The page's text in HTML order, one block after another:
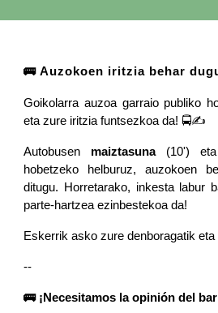
🚌 Auzokoen iritzia behar
Goikolarra auzoa garraio publiko
eta zure iritzia funtsezkoa da! 🚍✍️
Autobusen maiztasuna(10')
hobetzeko helburuz, auzokoen
ditugu. Horretarako, inkesta labur
parte-hartzea ezinbestekoa da!
Eskerrik asko zure denboragatik eta
--
🚌 ¡Necesitamos la opinión del